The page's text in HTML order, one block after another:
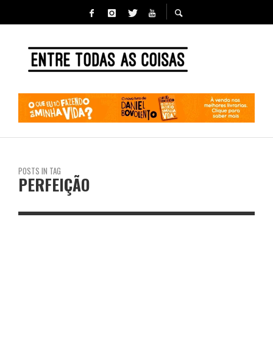
POSTS IN TAG
PERFEIÇÃO